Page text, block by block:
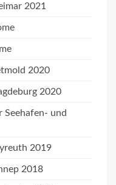
2021
2020
2020
Seehafen- und
2019
2018